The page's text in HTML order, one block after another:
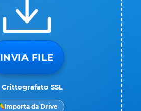
INVIA FILE
Crittografato SSL
Importa da Drive